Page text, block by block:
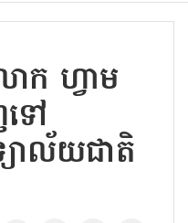
ោក ហ្វាម
ៅ
ាល័យជាតិ